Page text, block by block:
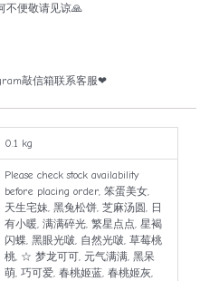
不便敬请见谅🙏
敲信箱联系客服❤
0.1 kg
Please check stock availability
before placing order, 笨蛋美女,
天生宅妹, 黑兔松饼, 芝麻汤圆, 日
有小暖, 满满碎光, 繁星点点, 星褐
闪蝶, 黑眼光啵, 自然光啵, 草莓桃
桃, ☆ 梦龙可可, 元气满满, 黑呆
萌, 巧可爱, 春桃姬蓝, 春桃姬灰,